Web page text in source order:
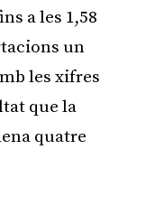
a les 1,58
un
les xifres
que la
quatre